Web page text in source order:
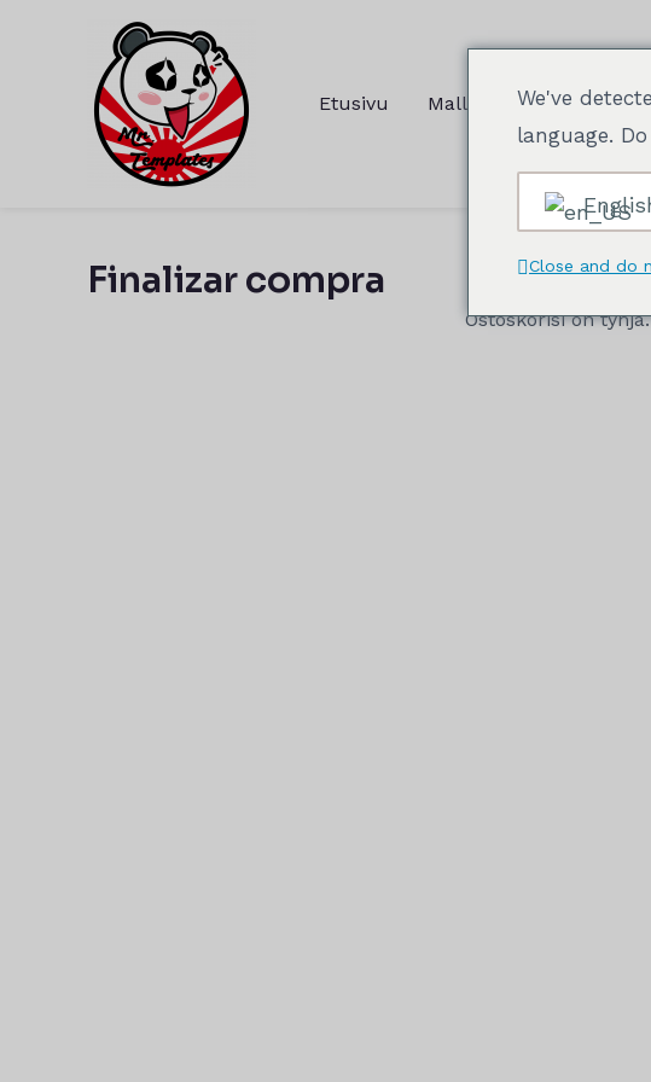
Etusivu Mallit Mallit
Finalizar compra
Ostoskorisi on tyhjä.
We've
language.
Close and do